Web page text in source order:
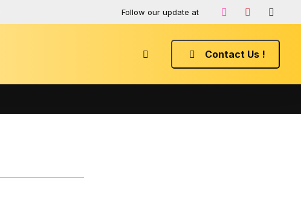
Follow our update at
Contact Us !